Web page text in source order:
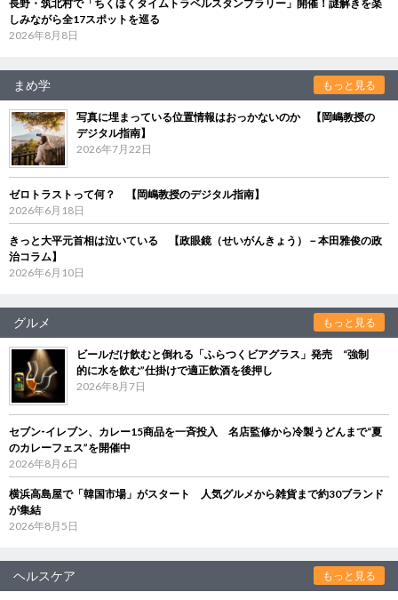
長野・筑北村で「ちくほくタイムトラベルスタンプラリー」開催！謎解きを楽
しみながら全17スポットを巡る
2026年8月8日
まめ学 もっと見る
写真に埋まっている位置情報はおっかないのか 【岡嶋教授の
デジタル指南】
2026年7月22日
ゼロトラストって何？ 【岡嶋教授のデジタル指南】
2026年6月18日
きっと大平元首相は泣いている 【政眼鏡（せいがんきょう）－本田雅俊の政
治コラム】
2026年6月10日
グルメ もっと見る
ビールだけ飲むと倒れる「ふらつくビアグラス」発売 “強制
的に水を飲む”仕掛けで適正飲酒を後押し
2026年8月7日
セブン‐イレブン、カレー15商品を一斉投入 名店監修から冷製うどんまで“夏
のカレーフェス”を開催中
2026年8月6日
横浜高島屋で「韓国市場」がスタート 人気グルメから雑貨まで約30ブランド
が集結
2026年8月5日
ヘルスケア もっと見る